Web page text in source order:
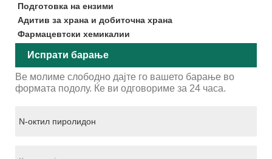
Подготовка на ензими
Адитив за храна и добиточна храна
Фармацевтски хемикалии
Испрати барање
Ве молиме слободно дајте го вашето барање во
формата подолу. Ќе ви одговориме за 24 часа.